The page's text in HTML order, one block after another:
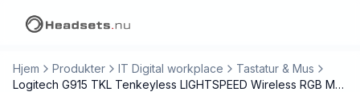
Hjem Produkter IT Digital workplace
Tastatur & Mus
Logitech G915 TKL Tenkeyless LIGHTSPEED Wireless RGB Mechanical Gaming Keyboard Tastatur Mekanisk LIGHTSYNC Trådløs Nordisk